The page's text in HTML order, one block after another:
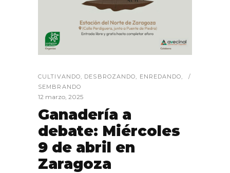
CULTIVANDO DESBROZANDO ENREDANDO
SEMBRANDO
12 marzo, 2025
Ganadería a
debate: Miércoles
9 de abril en
Zaragoza